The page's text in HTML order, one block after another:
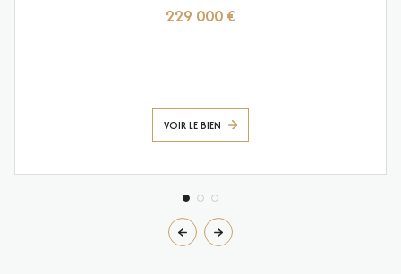
229 000 €
VOIR LE BIEN